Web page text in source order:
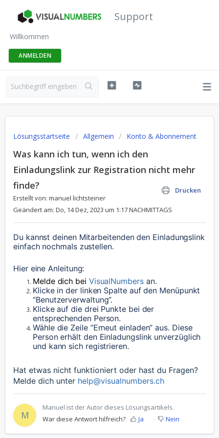
Support
Willkommen
ANMELDEN
Lösungsstartseite Allgemein Konto & Abonnement
Was kann ich tun, wenn ich den
Einladungslink zur Registration nicht mehr
finde?
Drucken
Erstellt von: manuel lichtsteiner
Geändert am: Do, 14 Dez, 2023 um 1:17 NACHMITTAGS
Du kannst deinen Mitarbeitenden den Einladungslink
einfach nochmals zustellen.
Hier eine Anleitung:
Melde dich bei VisualNumbers an.
Klicke in der linken Spalte auf den Menüpunkt
“Benutzerverwaltung”.
Klicke auf die drei Punkte bei der
entsprechenden Person.
Wähle die Zeile “Erneut einladen” aus. Diese
Person erhält den Einladungslink unverzüglich
und kann sich registrieren.
Hat etwas nicht funktioniert oder hast du Fragen?
Melde dich unter help@visualnumbers.ch
M
Manuel ist der Autor dieses Lösungsartikels.
War diese Antwort hilfreich?
Ja Nein